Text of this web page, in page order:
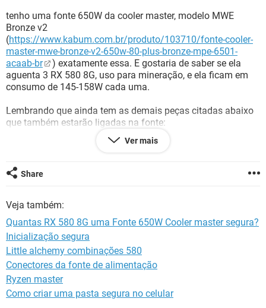
GUIA DE COMPRAS
INSTAGRAM
GUIA DE COMPRAS
CELULAR FACEBOOK
OUTLOOK EXCEL
INSTAGRAM GMAIL
GUIA DE COMPRAS
tenho uma fonte 650W da cooler master, modelo MWE
Bronze v2
(https://www.kabum.com.br/produto/103710/fonte-cooler-
master-mwe-bronze-v2-650w-80-plus-bronze-mpe-6501-
acaab-br
) exatamente essa. E gostaria de saber se ela
aguenta 3 RX 580 8G, uso para mineração, e ela ficam em
consumo de 145-158W cada uma.
Lembrando que ainda tem as demais peças citadas abaixo
que também estarão ligadas na fonte:
Ryzen 5 1600AF
Memoria RAM 8G 2666Mhz
Cooler padrão AMD
Gabinete Padrão, sem led.
Ver mais
Share
Veja também:
Quantas RX 580 8G uma Fonte 650W Cooler master segura?
Inicialização segura
Little alchemy combinações 580
Conectores da fonte de alimentação
Ryzen master
Como criar uma pasta segura no celular